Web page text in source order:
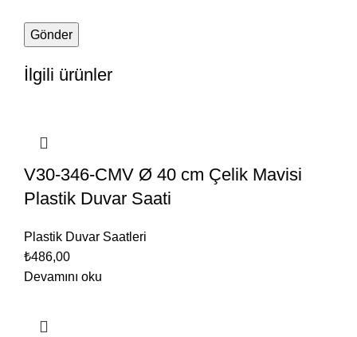
İlgili ürünler
V30-346-CMV Ø 40 cm Çelik Mavisi
Plastik Duvar Saati
Plastik Duvar Saatleri
₺486,00
Devamını oku